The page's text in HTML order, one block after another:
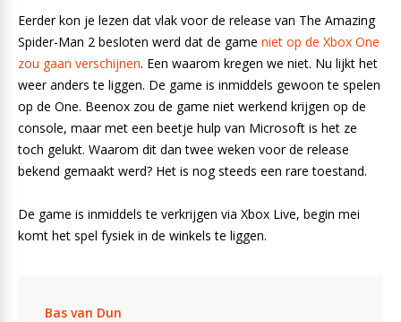
Eerder kon je lezen dat vlak voor de release van The Amazing
Spider-Man 2 besloten werd dat de game niet op de Xbox One
zou gaan verschijnen. Een waarom kregen we niet. Nu lijkt het
weer anders te liggen. De game is inmiddels gewoon te spelen
op de One. Beenox zou de game niet werkend krijgen op de
console, maar met een beetje hulp van Microsoft is het ze
toch gelukt. Waarom dit dan twee weken voor de release
bekend gemaakt werd? Het is nog steeds een rare toestand.
De game is inmiddels te verkrijgen via Xbox Live, begin mei
komt het spel fysiek in de winkels te liggen.
Bas van Dun